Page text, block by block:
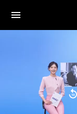
전체